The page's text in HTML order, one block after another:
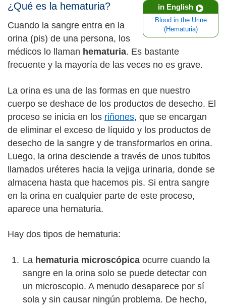
in English
Blood in the Urine
(Hematuria)
¿Qué es la hematuria?
Cuando la sangre entra en la
orina (pis) de una persona, los
médicos lo llaman hematuria. Es bastante
frecuente y la mayoría de las veces no es grave.
La orina es una de las formas en que nuestro
cuerpo se deshace de los productos de desecho. El
proceso se inicia en los riñones, que se encargan
de eliminar el exceso de líquido y los productos de
desecho de la sangre y de transformarlos en orina.
Luego, la orina desciende a través de unos tubitos
llamados uréteres hacia la vejiga urinaria, donde se
almacena hasta que hacemos pis. Si entra sangre
en la orina en cualquier parte de este proceso,
aparece una hematuria.
Hay dos tipos de hematuria:
La hematuria microscópica ocurre cuando la
sangre en la orina solo se puede detectar con
un microscopio. A menudo desaparece por sí
sola y sin causar ningún problema. De hecho,